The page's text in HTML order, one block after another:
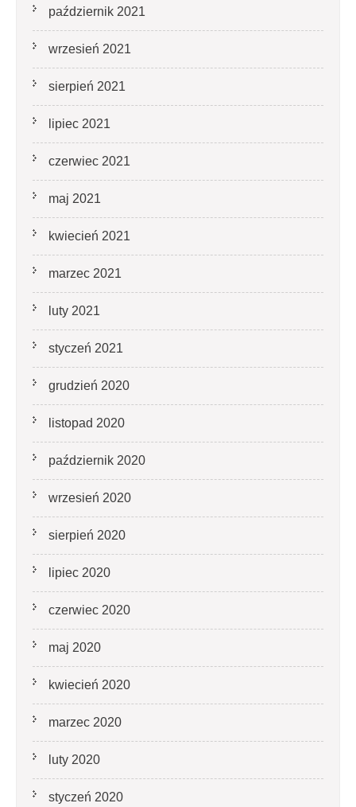
październik 2021
wrzesień 2021
sierpień 2021
lipiec 2021
czerwiec 2021
maj 2021
kwiecień 2021
marzec 2021
luty 2021
styczeń 2021
grudzień 2020
listopad 2020
październik 2020
wrzesień 2020
sierpień 2020
lipiec 2020
czerwiec 2020
maj 2020
kwiecień 2020
marzec 2020
luty 2020
styczeń 2020